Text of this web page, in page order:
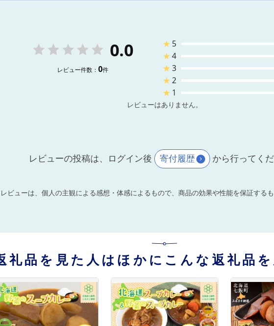
0.0
レビュー件数： 0件
★ 5
★4
★3
★2
★ 1
レビューはありません。
レビューの投稿は、ログイン後 寄付履歴 から行ってくだ
ビューは、個人の主観による感想・体感によるもので、商品の効果や性能を保証するも
礼品を見た人はほかにこんな返礼品を